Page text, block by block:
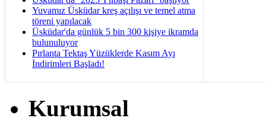
Yuvamız Üsküdar kreş açılışı ve temel atma
töreni yapılacak
Üsküdar'da günlük 5 bin 300 kişiye ikramda
bulunuluyor
Pırlanta Tektaş Yüzüklerde Kasım Ayı
İndirimleri Başladı!
Kurumsal